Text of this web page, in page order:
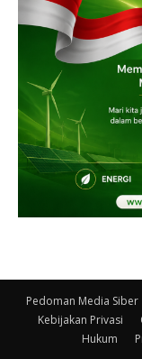
Pedoman Media Siber
Kebijakan Privasi
Hukum